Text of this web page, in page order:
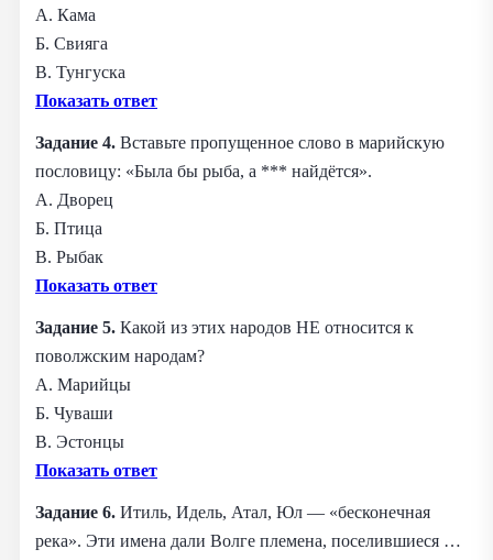
А. Кама
Б. Свияга
В. Тунгуска
Показать ответ
Задание 4. Вставьте пропущенное слово в марийскую
пословицу: «Была бы рыба, а *** найдётся».
А. Дворец
Б. Птица
В. Рыбак
Показать ответ
Задание 5. Какой из этих народов НЕ относится к
поволжским народам?
А. Марийцы
Б. Чуваши
В. Эстонцы
Показать ответ
Задание 6. Итиль, Идель, Атал, Юл — «бесконечная
река». Эти имена дали Волге племена, поселившиеся …